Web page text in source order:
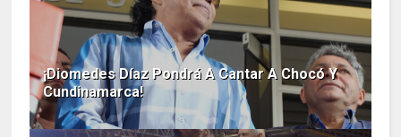
¡Diomedes Díaz Pondrá A Cantar A Chocó Y
Cundinamarca!